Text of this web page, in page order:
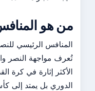
من هو المنافس
المنافس الرئيسي
تُعرف مواجهة النصر
الأكثر إثارة في كرة
الدوري بل يمتد إلى